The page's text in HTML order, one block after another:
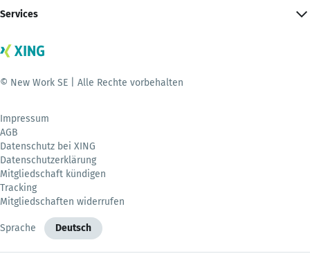
Services
© New Work SE | Alle Rechte vorbehalten
Impressum
AGB
Datenschutz bei XING
Datenschutzerklärung
Mitgliedschaft kündigen
Tracking
Mitgliedschaften widerrufen
Sprache Deutsch